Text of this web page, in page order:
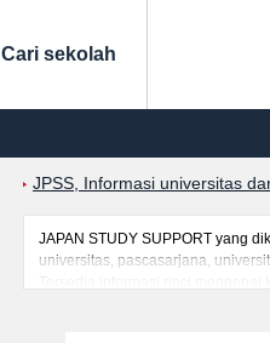
Cari sekolah
JPSS, Informasi universitas
JAPAN STUDY SUPPORT yang
universitas, pascasarjana,
Tersedia informasi rinci